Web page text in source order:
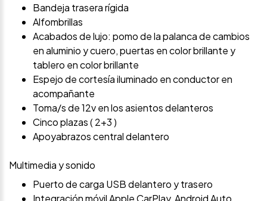
Bandeja trasera rígida
Alfombrillas
Acabados de lujo: pomo de la palanca de cambios
en aluminio y cuero, puertas en color brillante y
tablero en color brillante
Espejo de cortesía iluminado en conductor en
acompañante
Toma/s de 12v en los asientos delanteros
Cinco plazas ( 2+3 )
Apoyabrazos central delantero
Multimedia y sonido
Puerto de carga USB delantero y trasero
Integración móvil Apple CarPlay, Android Auto,